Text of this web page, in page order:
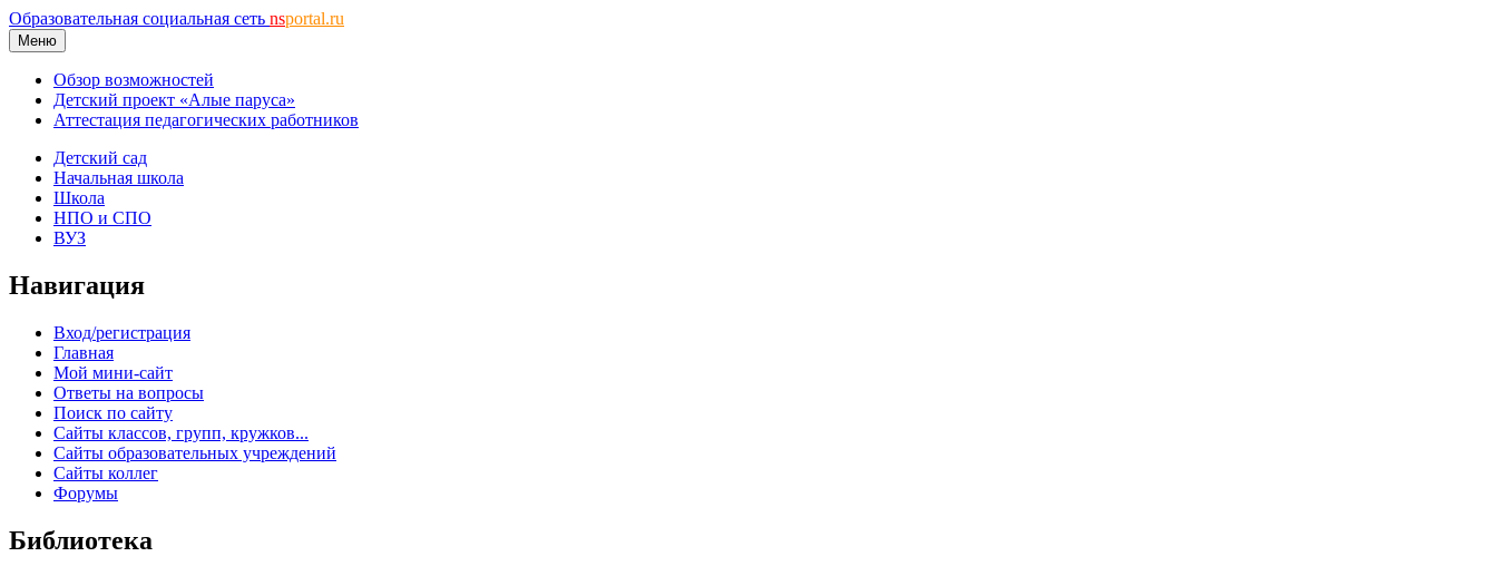
Образовательная социальная сеть nsportal.ru
Меню
Обзор возможностей
Детский проект «Алые паруса»
Аттестация педагогических работников
Детский сад
Начальная школа
Школа
НПО и СПО
ВУЗ
Навигация
Вход/регистрация
Главная
Мой мини-сайт
Ответы на вопросы
Поиск по сайту
Сайты классов, групп, кружков...
Сайты образовательных учреждений
Сайты коллег
Форумы
Библиотека